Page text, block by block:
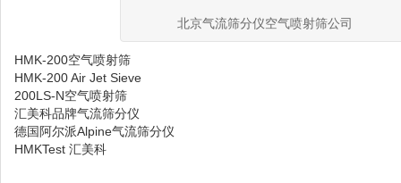
北京气流筛分仪空气喷射筛公司
HMK-200空气喷射筛
HMK-200 Air Jet Sieve
200LS-N空气喷射筛
汇美科品牌气流筛分仪
德国阿尔派Alpine气流筛分仪
HMKTest 汇美科